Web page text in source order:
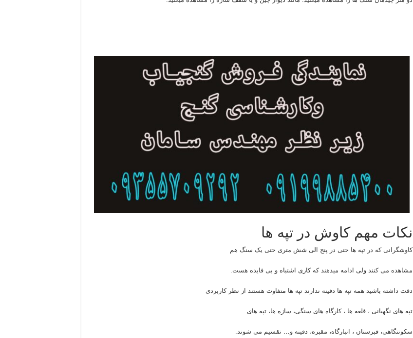
نکات مهم کاوش در تپه ها
کاوشگرانی که در تپه ها حتی در پنج الی شش متری حتی یک سنگ هم
مشاهده می کنند ولی ادامه میدهند که کاری اشتباه و بی فایده هست.
دقت داشته باشید همه تپه ها دفینه ندارند تپه ها متفاوت هستند از نظر کاربردی
تپه های نگهبانی ، قلعه ها ، کارگاه های سنگی، سازه ها، تپه های
سکونتگاهی، قبرستان ، انبارگاه، مقبره، دفینه و… تقسیم می شوند.